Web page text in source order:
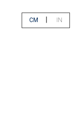
CM
|
IN